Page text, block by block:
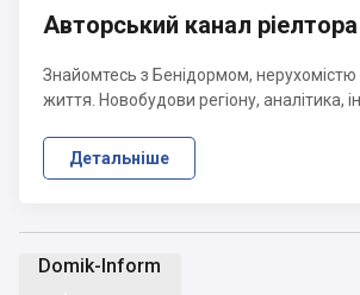
Domik-Inform
Авторський канал ріелтора
Знайомтесь з Бенідормом, нерухомістю
життя. Новобудови регіону, аналітика,
Детальніше